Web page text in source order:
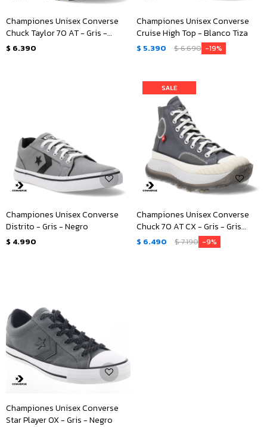
Championes Unisex Converse
Chuck Taylor 70 AT - Gris -
Rosado
$ 6.390
Championes Unisex Converse
Cruise High Top - Blanco Tiza
$ 5.390 $6.690 19
Championes Unisex Converse
Distrito - Gris - Negro
$ 4.990
Championes Unisex Converse
Chuck 70 AT CX - Gris - Gris
Topo - Blanco
$ 6.490 $7.190 9
Championes Unisex Converse
Star Player OX - Gris - Negro